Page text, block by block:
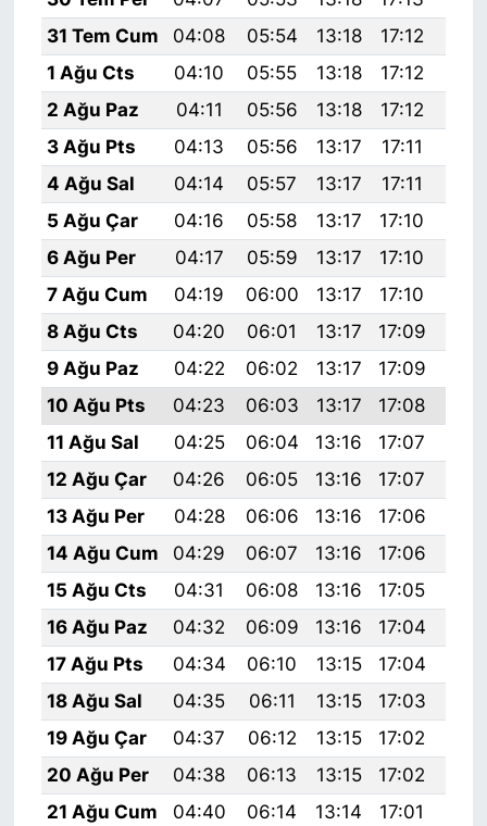
31 Tem Cum
04:08 05:54 13:18 17:12
1 Ağu Cts
04:10 05:55 13:18 17:12
2 Ağu Paz
04:11 05:56 13:18 17:12
3 Ağu Pts
04:13 05:56 13:17 17:11
4 Ağu Sal
04:14 05:57 13:17 17:11
5 Ağu Çar
04:16 05:58 13:17 17:10
6 Ağu Per
04:17 05:59 13:17 17:10
7 Ağu Cum
04:19 06:00 13:17 17:10
8 Ağu Cts
04:20 06:01 13:17 17:09
9 Ağu Paz
04:22 06:02 13:17 17:09
10 Ağu Pts
04:23 06:03 13:17 17:08
11 Ağu Sal
04:25 06:04 13:16 17:07
12 Ağu Çar
04:26 06:05 13:16 17:07
13 Ağu Per
04:28 06:06 13:16 17:06
14 Ağu Cum
04:29 06:07 13:16 17:06
15 Ağu Cts
04:31 06:08 13:16 17:05
16 Ağu Paz
04:32 06:09 13:16 17:04
17 Ağu Pts
04:34 06:10 13:15 17:04
18 Ağu Sal
04:35 06:11 13:15 17:03
19 Ağu Çar
04:37 06:12 13:15 17:02
20 Ağu Per
04:38 06:13 13:15 17:02
21 Ağu Cum
04:40 06:14 13:14 17:01